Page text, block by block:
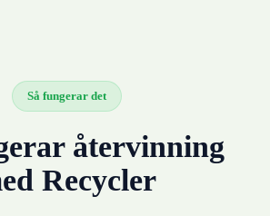
Så fungerar det
återvinning
Recycler